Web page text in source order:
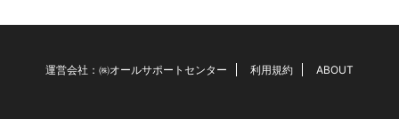
運営会社：㈱オールサポートセンター 利用規約 ABOUT